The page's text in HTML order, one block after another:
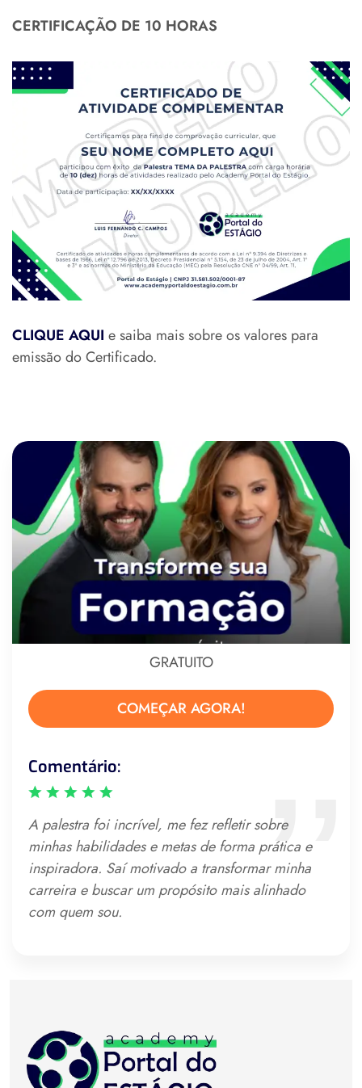
CERTIFICAÇÃO DE 10 HORAS
CLIQUE AQUI e saiba mais sobre os valores para
emissão do Certificado.
GRATUITO
COMEÇAR AGORA!
Comentário:
A palestra foi incrível, me fez refletir sobre
minhas habilidades e metas de forma prática e
inspiradora. Saí motivado a transformar minha
carreira e buscar um propósito mais alinhado
com quem sou.